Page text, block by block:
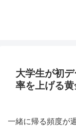
大学生が初
率を上げる
一緒に帰る頻度が